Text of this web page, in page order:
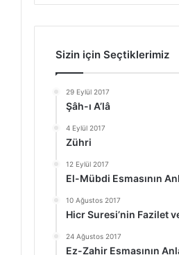
Sizin için Seçtiklerimiz
29 Eylül 2017
Şâh-ı A’lâ
4 Eylül 2017
Zühri
12 Eylül 2017
El-Mübdi Esmasının
10 Ağustos 2017
Hicr Suresi’nin Fazilet
24 Ağustos 2017
Ez-Zahir Esmasının